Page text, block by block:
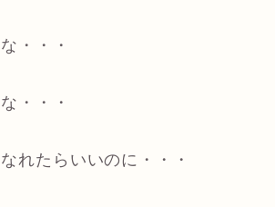
・・・
・・・
れたらいいのに・・・